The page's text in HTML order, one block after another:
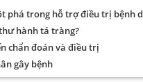
phá trong hỗ trợ điều trị bệnh
hành tá tràng?
chẩn đoán và điều trị
gây bệnh